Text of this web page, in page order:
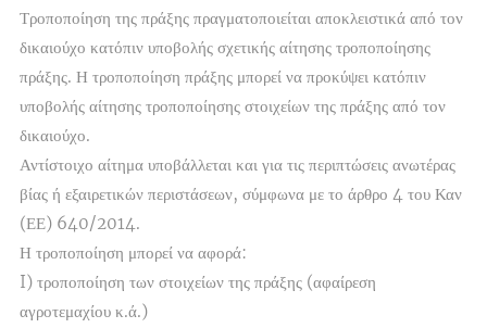
Τροποποίηση της πράξης πραγματοποιείται αποκλειστικά από τον
δικαιούχο κατόπιν υποβολής σχετικής αίτησης τροποποίησης
πράξης. Η τροποποίηση πράξης μπορεί να προκύψει κατόπιν
υποβολής αίτησης τροποποίησης στοιχείων της πράξης από τον
δικαιούχο.
Αντίστοιχο αίτημα υποβάλλεται και για τις περιπτώσεις ανωτέρας
βίας ή εξαιρετικών περιστάσεων, σύμφωνα με το άρθρο 4 του Καν
(ΕΕ) 640/2014.
Η τροποποίηση μπορεί να αφορά:
I) τροποποίηση των στοιχείων της πράξης (αφαίρεση
αγροτεμαχίου κ.ά.)